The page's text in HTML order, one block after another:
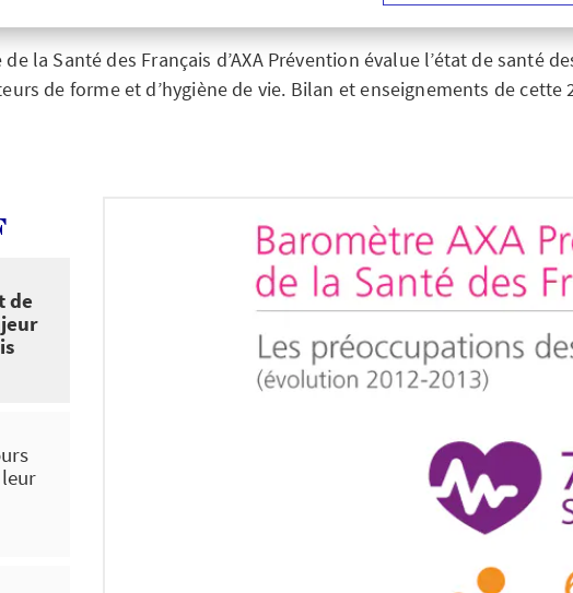
la Santé des Français d’AXA Prévention évalue l’état de santé
de forme et d’hygiène de vie. Bilan et enseignements de cette
de